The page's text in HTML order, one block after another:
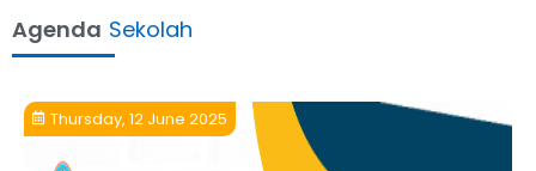
Agenda Sekolah
Thursday, 12 June 2025